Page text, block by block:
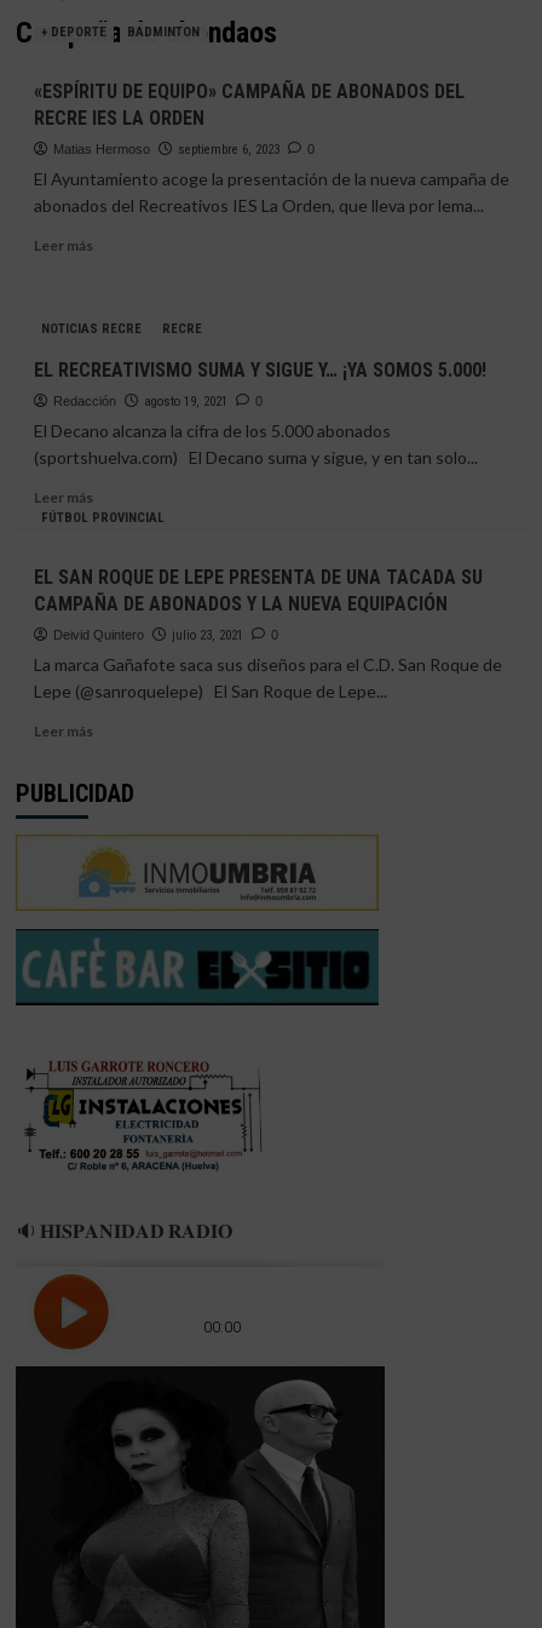
Campaña de abondaos
+ DEPORTE BADMINTON
«ESPÍRITU DE EQUIPO» CAMPAÑA DE ABONADOS DEL
RECRE IES LA ORDEN
Matias Hermoso septiembre 6, 2023 0
El Ayuntamiento acoge la presentación de la nueva campaña de
abonados del Recreativos IES La Orden, que lleva por lema...
Leer másLeer
DE
CAMPAÑA
DE
ABONADOS
IES
LA
NOTICIAS RECRE RECRE
EL RECREATIVISMO SUMA Y SIGUE Y… ¡YA SOMOS 5.000!
Redacción agosto 19, 2021 0
El Decano alcanza la cifra de los 5.000 abonados
(sportshuelva.com) El Decano suma y sigue, y en tan solo...
Leer másLeer
más
RECREATIVISMO
SUMA
Y
SIGUE
¡YA
FÚTBOL PROVINCIAL
EL SAN ROQUE DE LEPE PRESENTA DE UNA TACADA SU
CAMPAÑA DE ABONADOS Y LA NUEVA EQUIPACIÓN
Deivid Quintero julio 23, 2021 0
La marca Gañafote saca sus diseños para el C.D. San Roque de
Lepe (@sanroquelepe) El San Roque de Lepe...
Leer másLeer
EL
ROQUE
DE
LEPE
PRESENTA
DE
UNA
TACADA
SU
ABONADOS
Y
LA
NUEVA
EQUIPACIÓN
PUBLICIDAD
🔉 𝐇𝐈𝐒𝐏𝐀𝐍𝐈𝐃𝐀𝐃 𝐑𝐀𝐃𝐈𝐎